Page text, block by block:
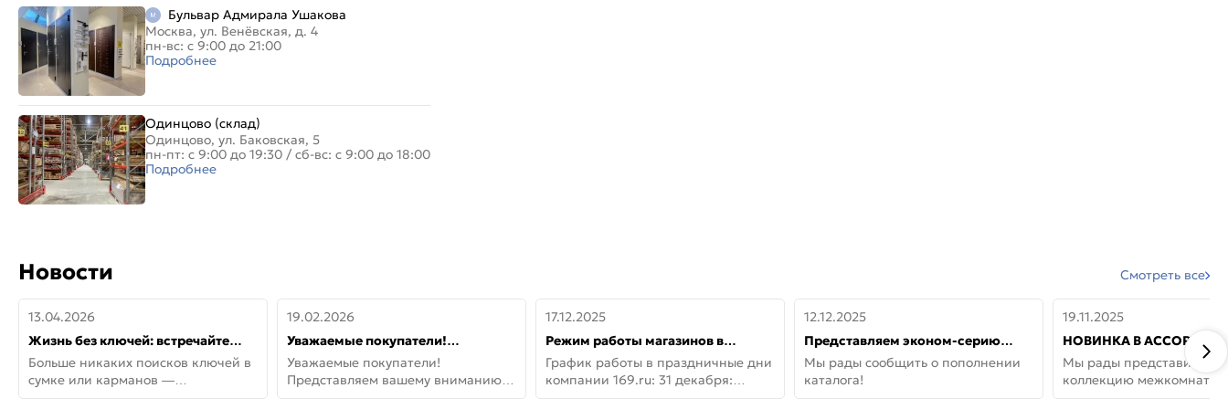
Бульвар Адмирала Ушакова
Москва, ул. Венёвская, д. 4
пн-вс: с 9:00 до 21:00
Подробнее
Одинцово (склад)
Одинцово, ул. Баковская, 5
пн-пт: с 9:00 до 19:30 / сб-вс: с 9:00 до 18:00
Подробнее
Новости Смотреть все
13.04.2026
Жизнь без ключей: встречайте
новую дверь СИТИ ИНТЕГРА
АйКью!
Больше никаких поисков ключей в
сумке или карманов —
представляем СИТИ ИНТЕГРА
19.02.2026
Уважаемые покупатели!
Представляем вашему вниманию
новинки от Armadillo!
Уважаемые покупатели!
Представляем вашему вниманию
новинки от Armadillo! Новая
17.12.2025
Режим работы магазинов в
праздничные дни с 31 декабря по
11 января
График работы в праздничные дни
компании 169.ru: 31 декабря:
Заказы, самовывоз и доставки —
12.12.2025
Представляем эконом-серию
дверей от бренда Portika, где цена
не значит «просто»
Мы рады сообщить о пополнении
каталога!
19.11.2025
НОВИНКА В
ДВЕРИ GLOSSMAT —
НЕОКЛАССИКА И УЮТ
Мы рады представить
коллекцию
GlossMat